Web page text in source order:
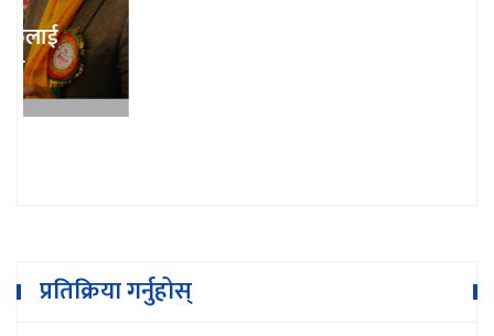
भुम्लु गाउँपालिका शिक्षक संघको अध्यक्षमा
गोबिन्दराज खरेल
प्रतिक्रिया गर्नुहोस्